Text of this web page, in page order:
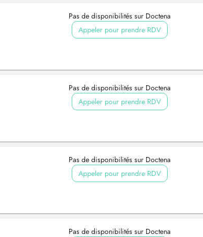
Pas de disponibilités sur Doctena
Appeler pour prendre RDV
Pas de disponibilités sur Doctena
Appeler pour prendre RDV
Pas de disponibilités sur Doctena
Appeler pour prendre RDV
Pas de disponibilités sur Doctena